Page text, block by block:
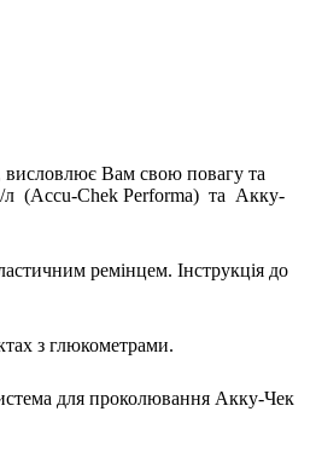
висловлює Вам свою повагу та
л (Accu-Chek Performa) та Акку-
ремінцем. Інструкція до
з глюкометрами.
для проколювання Акку-Чек